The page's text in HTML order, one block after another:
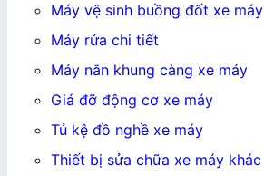
Máy vệ sinh buồng đốt xe máy
Máy rửa chi tiết
Máy nắn khung càng xe máy
Giá đỡ động cơ xe máy
Tủ kệ đồ nghề xe máy
Thiết bị sửa chữa xe máy khác